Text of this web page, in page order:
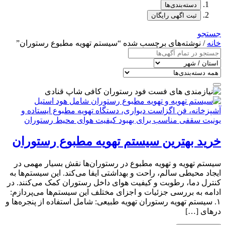
دسته‌بندی‌ها
ثبت اگهی رایگان
جستجو
خانه / نوشته‌های برچسب شده “سیستم تهویه مطبوع رستوران‌”
خرید بهترین سیستم تهویه مطبوع رستوران‌
سیستم تهویه و تهویه مطبوع در رستوران‌ها نقش بسیار مهمی در
ایجاد محیطی سالم، راحت و بهداشتی ایفا می‌کند. این سیستم‌ها به
کنترل دما، رطوبت و کیفیت هوای داخل رستوران کمک می‌کنند. در
ادامه به بررسی جزئیات و اجزای مختلف این سیستم‌ها می‌پردازم:
۱. سیستم تهویه رستوران تهویه طبیعی: شامل استفاده از پنجره‌ها و
درهای […]